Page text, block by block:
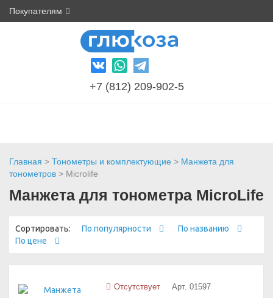
Покупателям
+7 (812) 209-902-5
Главная > Тонометры и комплектующие > Манжета для
тонометров > Microlife
Манжета для тонометра MicroLife
Сортировать: По популярности
По названию
По цене
Отсутствует Арт. 01597